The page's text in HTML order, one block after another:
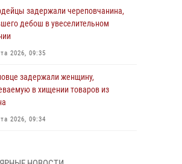
задержали череповчанина,
дебош в увеселительном
2026, 09:35
задержали женщину,
в хищении товаров из
2026, 09:34